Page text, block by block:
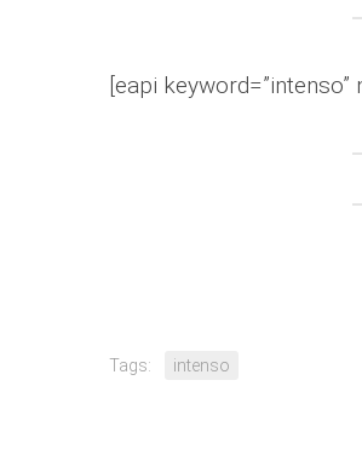
[eapi keyword=”intenso”
Tags: intenso